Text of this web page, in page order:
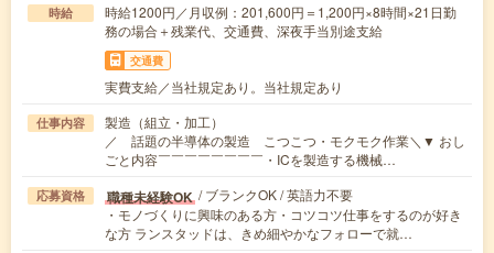
時給
時給1200円／月収例：201,600円＝1,200円×8時間×21日勤
務の場合＋残業代、交通費、深夜手当別途支給
交通費
実費支給／当社規定あり。当社規定あり
仕事内容
製造（組立・加工）
／ 話題の半導体の製造 こつこつ・モクモク作業＼▼ おし
ごと内容￣￣￣￣￣￣￣￣・ICを製造する機械…
応募資格 職種未経験OK / ブランクOK / 英語力不要
・モノづくりに興味のある方・コツコツ仕事をするのが好き
な方 ランスタッドは、きめ細やかなフォローで就…